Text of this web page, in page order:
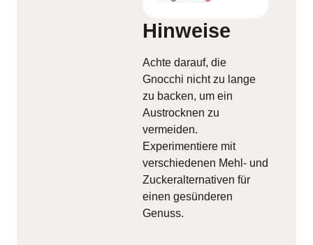
Hinweise
Achte darauf, die
Gnocchi nicht zu lange
zu backen, um ein
Austrocknen zu
vermeiden.
Experimentiere mit
verschiedenen Mehl- und
Zuckeralternativen für
einen gesünderen
Genuss.